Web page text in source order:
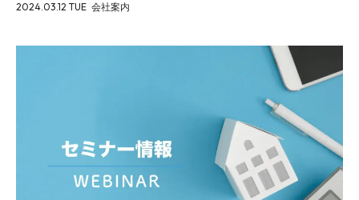
2024.03.12 TUE 会社案内